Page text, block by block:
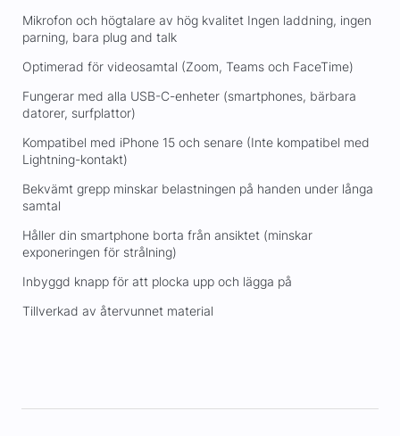
Mikrofon och högtalare av hög kvalitet Ingen laddning, ingen
parning, bara plug and talk
Optimerad för videosamtal (Zoom, Teams och FaceTime)
Fungerar med alla USB-C-enheter (smartphones, bärbara
datorer, surfplattor)
Kompatibel med iPhone 15 och senare (Inte kompatibel med
Lightning-kontakt)
Bekvämt grepp minskar belastningen på handen under långa
samtal
Håller din smartphone borta från ansiktet (minskar
exponeringen för strålning)
Inbyggd knapp för att plocka upp och lägga på
Tillverkad av återvunnet material